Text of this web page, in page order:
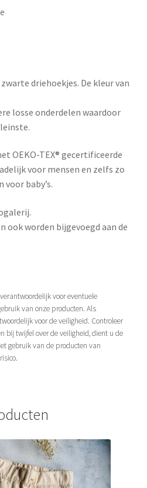
driehoekjes. De kleur van
losse onderdelen waardoor
OEKO-TEX® gecertificeerde
voor mensen en zelfs zo
baby’s.
ook worden bijgevoegd aan de
voor eventuele
van onze producten. Als
voor de veiligheid. Controleer
bij twijfel over de veiligheid, dient u de
gebruik van de producten van